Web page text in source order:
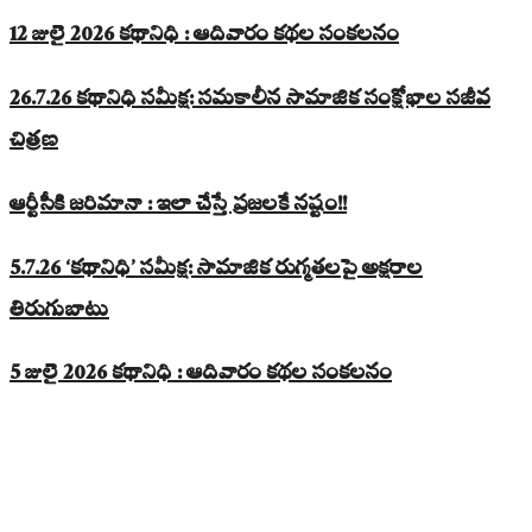
12 జులై 2026 కథానిధి : ఆదివారం కథల సంకలనం
26.7.26 కథానిధి సమీక్ష: సమకాలీన సామాజిక సంక్షోభాల సజీవ
చిత్రణ
ఆర్టీసీకి జరిమానా : ఇలా చేస్తే ప్రజలకే నష్టం!!
5.7.26 ‘కథానిధి’ సమీక్ష: సామాజిక రుగ్మతలపై అక్షరాల
తిరుగుబాటు
5 జులై 2026 కథానిధి : ఆదివారం కథల సంకలనం